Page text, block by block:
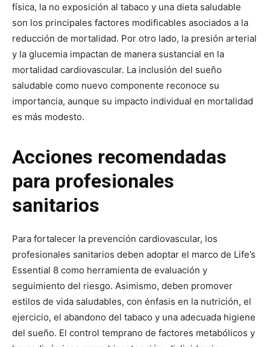
física, la no exposición al tabaco y una dieta saludable
son los principales factores modificables asociados a la
reducción de mortalidad. Por otro lado, la presión arterial
y la glucemia impactan de manera sustancial en la
mortalidad cardiovascular. La inclusión del sueño
saludable como nuevo componente reconoce su
importancia, aunque su impacto individual en mortalidad
es más modesto.
Acciones recomendadas
para profesionales
sanitarios
Para fortalecer la prevención cardiovascular, los
profesionales sanitarios deben adoptar el marco de Life’s
Essential 8 como herramienta de evaluación y
seguimiento del riesgo. Asimismo, deben promover
estilos de vida saludables, con énfasis en la nutrición, el
ejercicio, el abandono del tabaco y una adecuada higiene
del sueño. El control temprano de factores metabólicos y